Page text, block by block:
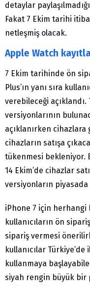
detaylar
Fakat 7 Ekim tarihi
netleşmiş olacak.
Apple Watch
7 Ekim tarihinde ön
Plus’ın yanı sıra
verebileceği
versiyonlarının
açıklanırken
cihazların satışa
tükenmesi bekleniyor.
14 Ekim’de cihazlar
versiyonların piyasada
iPhone 7 için herhangi
kullanıcıların ön
sipariş vermesi
kullanıcılar
kullanmaya
siyah rengin büyük bir